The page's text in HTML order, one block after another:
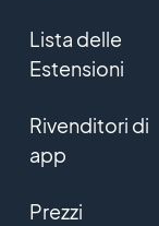
Lista delle
Estensioni
Rivenditori di
app
Prezzi